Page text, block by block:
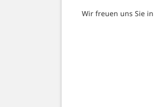
Wir freuen uns Sie